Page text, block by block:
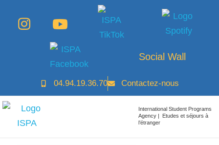
Social Wall
04.94.19.36.70 Contactez-nous
International Student Programs
Agency | Etudes et séjours à
l’étranger